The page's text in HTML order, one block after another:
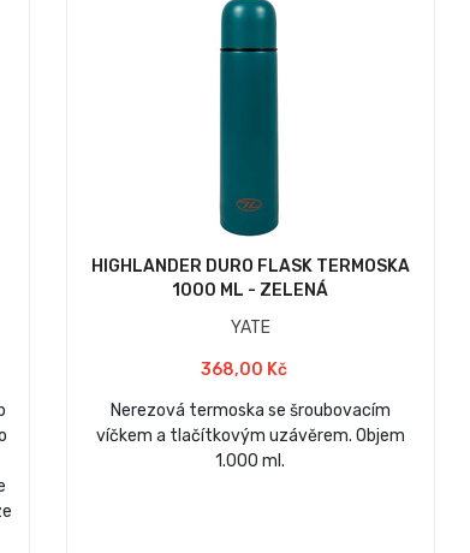
HIGHLANDER DURO FLASK TERMOSKA
1000 ML - ZELENÁ
YATE
368,00 Kč
Nerezová termoska se šroubovacím
víčkem a tlačítkovým uzávěrem. Objem
1.000 ml.